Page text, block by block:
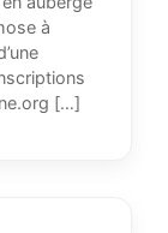
à
[…]